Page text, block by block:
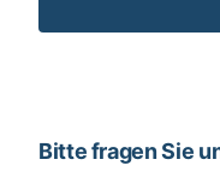
Bitte fragen Sie